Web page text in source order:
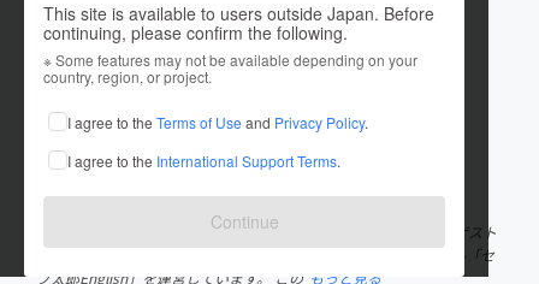
This site is available to users outside Japan. Before
continuing, please confirm the following.
※ Some features may not be available depending on your
country, region, or project.
I agree to the Terms of Use and Privacy Policy.
I agree to the International Support Terms.
Continue
dharmacebu
これまでに2回支援して1件のプロジェクトを投稿しています
在住国：フィリピン
出身国：日本 出身地：東京都
初めまして。フィリピン・セブ島に在住しています。セブ市内でゲスト
ハウス「TAMARIBA（タマリバ）」、オンラインの英会話スクール「セ
ブ太郎English」を運営しています。 この もっと見る